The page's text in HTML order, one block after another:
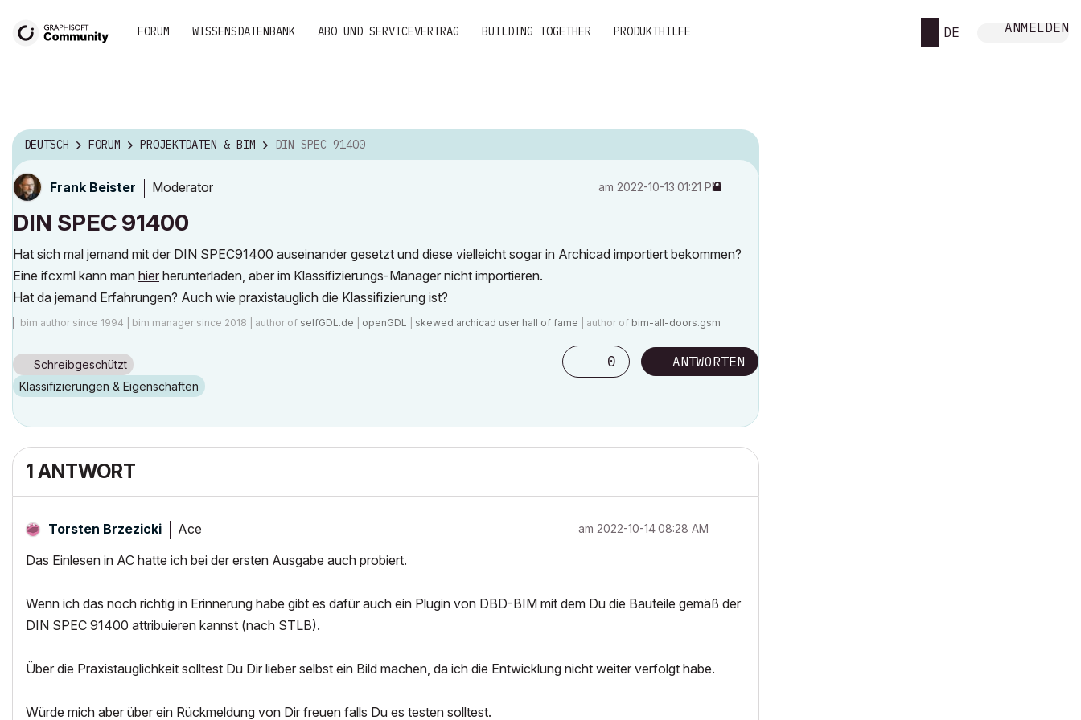
FORUM WISSENSDATENBANK ABO UND SERVICEVERTRAG BUILDING TOGETHER PRODUKTHILFE DE ANMELDEN
DEUTSCH FORUM PROJEKTDATEN & BIM DIN SPEC 91400
Frank Beister Moderator am ‎2022-10-13 01:21 PM
DIN SPEC 91400
Hat sich mal jemand mit der DIN SPEC91400 auseinander gesetzt und diese vielleicht sogar in Archicad importiert bekommen?
Eine ifcxml kann man hier herunterladen, aber im Klassifizierungs-Manager nicht importieren.
Hat da jemand Erfahrungen? Auch wie praxistauglich die Klassifizierung ist?
bim author since 1994 | bim manager since 2018 | author of selfGDL.de openGDL skewed archicad user hall of fame | author of bim-all-doors.gsm
Schreibgeschützt
Klassifizierungen & Eigenschaften
0 ANTWORTEN
1 ANTWORT
Torsten Brzezicki Ace am ‎2022-10-1408:28 AM
Das Einlesen in AC hatte ich bei der ersten Ausgabe auch probiert.
Wenn ich das noch richtig in Erinnerung habe gibt es dafür auch ein Plugin von DBD-BIM mit dem Du die Bauteile gemäß der
DIN SPEC 91400 attribuieren kannst (nach STLB).
Über die Praxistauglichkeit solltest Du Dir lieber selbst ein Bild machen, da ich die Entwicklung nicht weiter verfolgt habe.
Würde mich aber über ein Rückmeldung von Dir freuen falls Du es testen solltest.